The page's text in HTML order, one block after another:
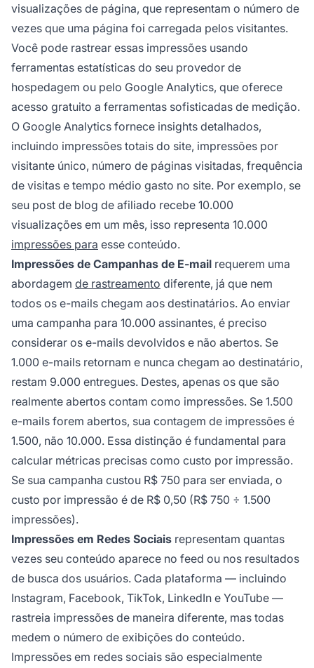
visualizações de página, que representam o número de
vezes que uma página foi carregada pelos visitantes.
Você pode rastrear essas impressões usando
ferramentas estatísticas do seu provedor de
hospedagem ou pelo Google Analytics, que oferece
acesso gratuito a ferramentas sofisticadas de medição.
O Google Analytics fornece insights detalhados,
incluindo impressões totais do site, impressões por
visitante único, número de páginas visitadas, frequência
de visitas e tempo médio gasto no site. Por exemplo, se
seu post de blog de afiliado recebe 10.000
visualizações em um mês, isso representa 10.000
impressões para esse conteúdo.
Impressões de Campanhas de E-mail requerem uma
abordagem de rastreamento diferente, já que nem
todos os e-mails chegam aos destinatários. Ao enviar
uma campanha para 10.000 assinantes, é preciso
considerar os e-mails devolvidos e não abertos. Se
1.000 e-mails retornam e nunca chegam ao destinatário,
restam 9.000 entregues. Destes, apenas os que são
realmente abertos contam como impressões. Se 1.500
e-mails forem abertos, sua contagem de impressões é
1.500, não 10.000. Essa distinção é fundamental para
calcular métricas precisas como custo por impressão.
Se sua campanha custou R$ 750 para ser enviada, o
custo por impressão é de R$ 0,50 (R$ 750 ÷ 1.500
impressões).
Impressões em Redes Sociais representam quantas
vezes seu conteúdo aparece no feed ou nos resultados
de busca dos usuários. Cada plataforma — incluindo
Instagram, Facebook, TikTok, LinkedIn e YouTube —
rastreia impressões de maneira diferente, mas todas
medem o número de exibições do conteúdo.
Impressões em redes sociais são especialmente